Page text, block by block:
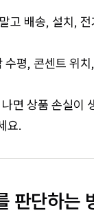
고 배송, 설치,
수평, 콘센트 위
면 상품 손실이
요.
판단하는